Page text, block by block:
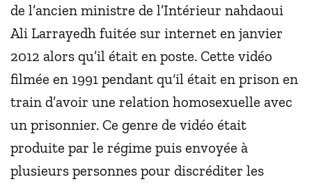
de l’ancien ministre de l’Intérieur nahdaoui
Ali Larrayedh fuitée sur internet en janvier
2012 alors qu’il était en poste. Cette vidéo
filmée en 1991 pendant qu‘il était en prison en
train d’avoir une relation homosexuelle avec
un prisonnier. Ce genre de vidéo était
produite par le régime puis envoyée à
plusieurs personnes pour discréditer les